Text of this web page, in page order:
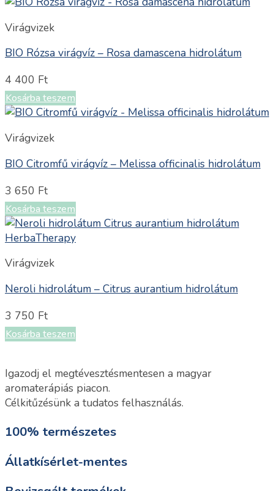
Virágvizek
BIO Rózsa virágvíz – Rosa damascena hidrolátum
4 400 Ft
Kosárba teszem
Virágvizek
BIO Citromfű virágvíz – Melissa officinalis hidrolátum
3 650 Ft
Kosárba teszem
Virágvizek
Neroli hidrolátum – Citrus aurantium hidrolátum
3 750 Ft
Kosárba teszem
Igazodj el megtévesztésmentesen a magyar
aromaterápiás piacon.
Célkitűzésünk a tudatos felhasználás.
100% természetes
Állatkísérlet-mentes